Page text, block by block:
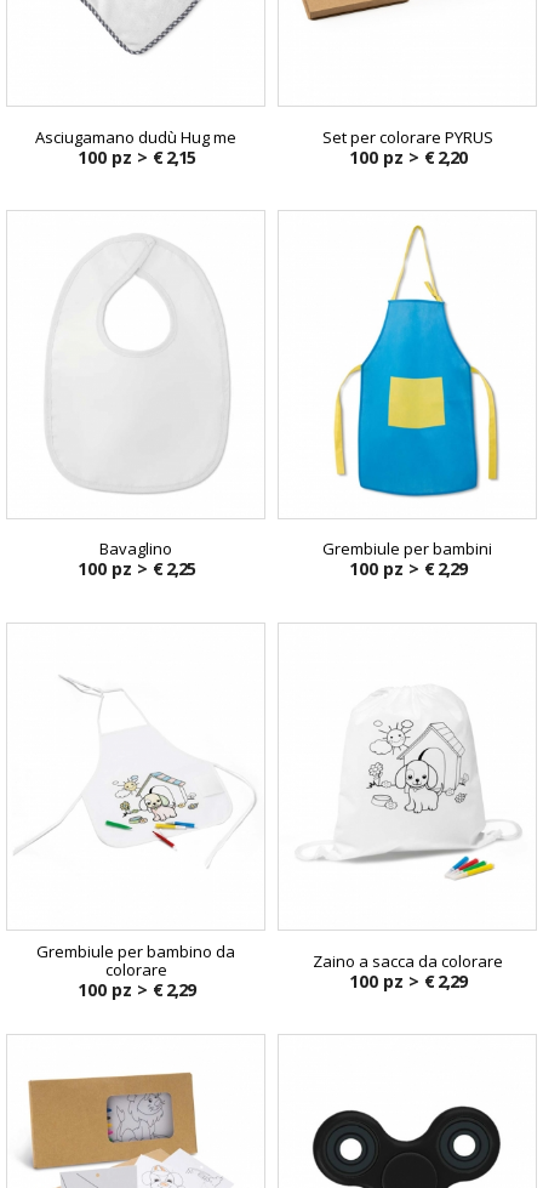
Asciugamano dudù Hug me
100 pz > € 2,15
Set per colorare PYRUS
100 pz > € 2,20
Bavaglino
100 pz > € 2,25
Grembiule per bambini
100 pz > € 2,29
Grembiule per bambino da
colorare
100 pz > € 2,29
Zaino a sacca da colorare
100 pz > € 2,29